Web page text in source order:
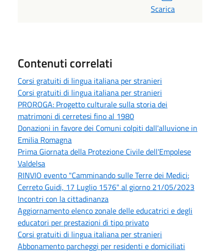
Scarica
Contenuti correlati
Corsi gratuiti di lingua italiana per stranieri
Corsi gratuiti di lingua italiana per stranieri
PROROGA: Progetto culturale sulla storia dei
matrimoni di cerretesi fino al 1980
Donazioni in favore dei Comuni colpiti dall'alluvione in
Emilia Romagna
Prima Giornata della Protezione Civile dell'Empolese
Valdelsa
RINVIO evento "Camminando sulle Terre dei Medici:
Cerreto Guidi, 17 Luglio 1576" al giorno 21/05/2023
Incontri con la cittadinanza
Aggiornamento elenco zonale delle educatrici e degli
educatori per prestazioni di tipo privato
Corsi gratuiti di lingua italiana per stranieri
Abbonamento parcheggi per residenti e domiciliati